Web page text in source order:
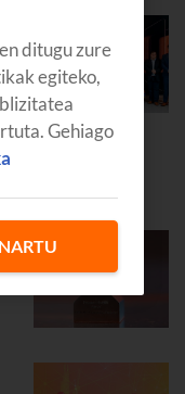
ditugu zure
egiteko,
Gehiago